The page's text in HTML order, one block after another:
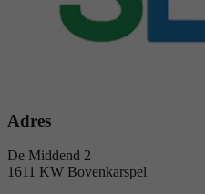
Adres
De Middend 2
1611 KW Bovenkarspel